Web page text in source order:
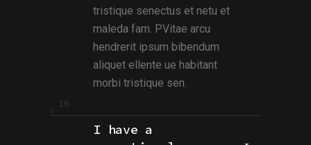
tristique senectus et netu et
maleda fam. PVitae arcu
hendrerit ipsum bibendum
aliquet ellente ue habitant
morbi tristique sen.
I have a